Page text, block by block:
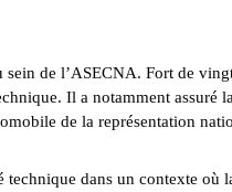
de l’ASECNA. Fort de
Il a notamment assuré
de la représentation
dans un contexte où